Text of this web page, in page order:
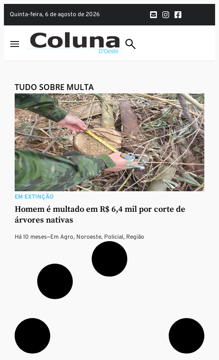
quinta-feira, 6 de agosto de 2026
TUDO SOBRE MULTA
EM EXTINÇÃO
Homem é multado em R$ 6,4 mil por corte de
árvores nativas
Há 10 meses—EmAgro, Noroeste, Policial, Região